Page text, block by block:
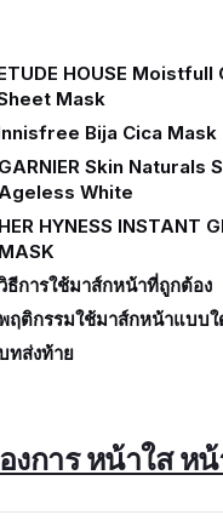
HOUSE
Mask
Bija Cica Mask
GARNIER Skin Naturals
Ageless White
HER HYNESS INSTANT
MASK
ธีการใช้มาส์กหน้าที่ถูกต้อง
ฤติกรรมใช้มาส์กหน้าแบบ
ทส่งท้าย
การ หน้าใส ห